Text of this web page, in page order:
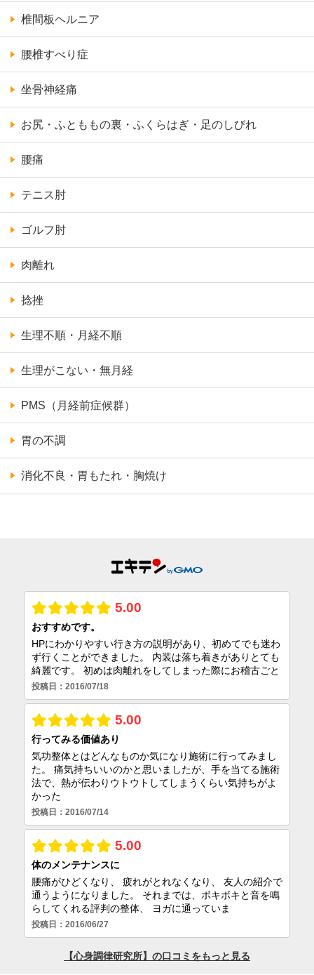
椎間板ヘルニア
腰椎すべり症
坐骨神経痛
お尻・ふとももの裏・ふくらはぎ・足のしびれ
腰痛
テニス肘
ゴルフ肘
肉離れ
捻挫
生理不順・月経不順
生理がこない・無月経
PMS（月経前症候群）
胃の不調
消化不良・胃もたれ・胸焼け